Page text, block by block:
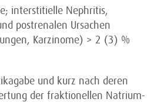
interstitielle Nephritis,
postrenalen Ursachen
Karzinome) > 2 (3) %
und kurz nach deren
der fraktionellen Natrium-